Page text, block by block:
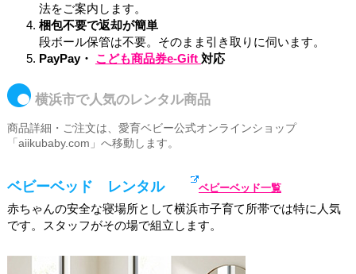
法をご案内します。
梱包不要で返却が簡単
段ボール保管は不要。そのまま引き取りに伺います。
PayPay・ こども商品券e-Gift 対応
横浜市で人気のレンタル商品
商品詳細・ご注文は、愛育ベビー公式オンラインショップ
「aiikubaby.com」へ移動します。
ベビーベッド レンタル ベビーベッド一覧
赤ちゃんの安全な寝場所として横浜市子育て所帯では特に人気
です。スタッフがその場で組立します。